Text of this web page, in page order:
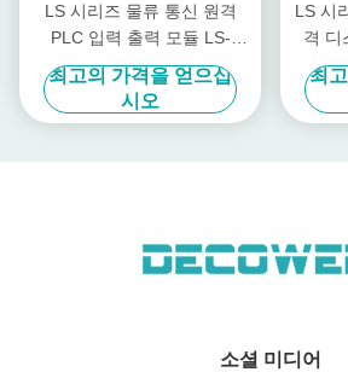
LS 시리즈 물류 통신 원격
PLC 입력 출력 모듈 LS-
1DI1DO-P1TS
최고의 가격을 얻으십
시오
LS 시
격 디
최
소셜 미디어